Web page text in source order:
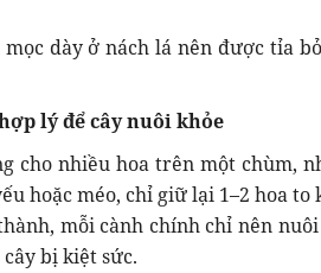
dày ở nách lá nên được tỉa
lý để cây nuôi khỏe
cho nhiều hoa trên một chùm,
hoặc méo, chỉ giữ lại 1–2 hoa
mỗi cành chính chỉ nên
bị kiệt sức.